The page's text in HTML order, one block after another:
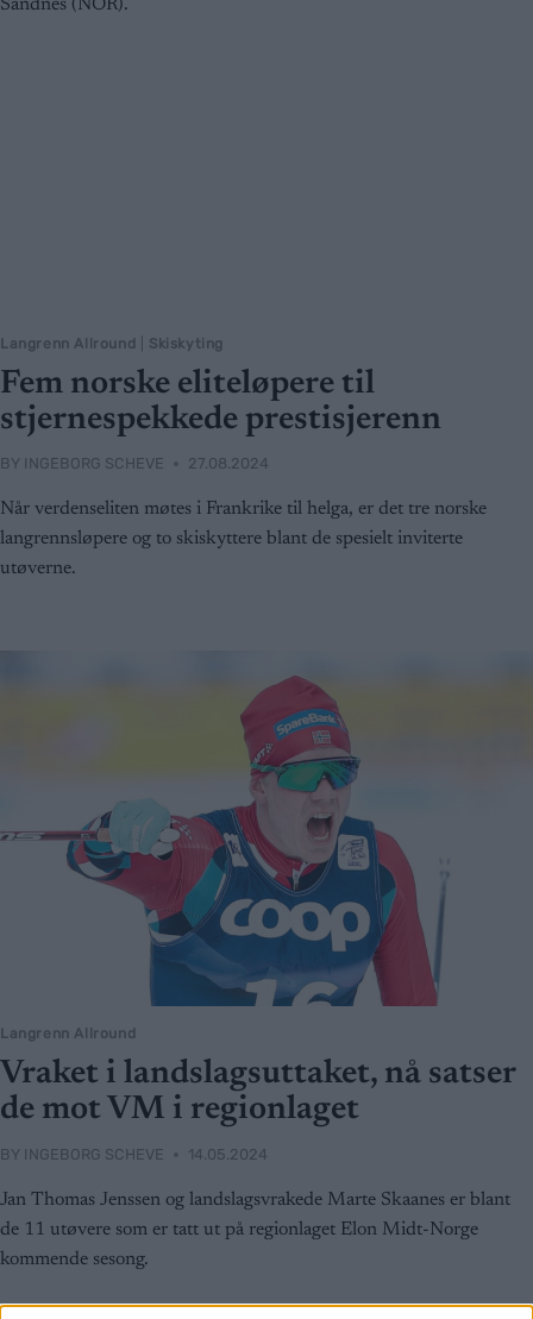
Langrenn Allround Skiskyting
Fem norske eliteløpere til
stjernespekkede prestisjerenn
BY INGEBORG SCHEVE 27.08.2024
Når verdenseliten møtes i Frankrike til helga, er det tre norske
langrennsløpere og to skiskyttere blant de spesielt inviterte
utøverne.
Langrenn Allround
Vraket i landslagsuttaket, nå satser
de mot VM i regionlaget
BY INGEBORG SCHEVE 14.05.2024
Jan Thomas Jenssen og landslagsvrakede Marte Skaanes er blant
de 11 utøvere som er tatt ut på regionlaget Elon Midt-Norge
kommende sesong.